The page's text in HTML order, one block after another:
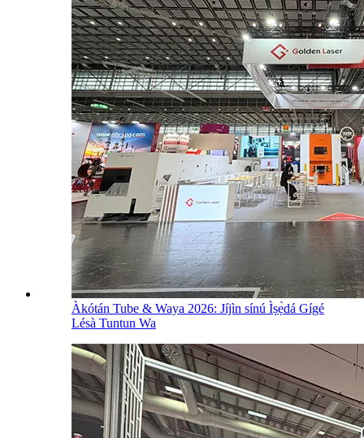
Àkótán Tube & Waya 2026: Jíjìn sínú Ìṣẹ̀dá Gígé
Lésà Tuntun Wa